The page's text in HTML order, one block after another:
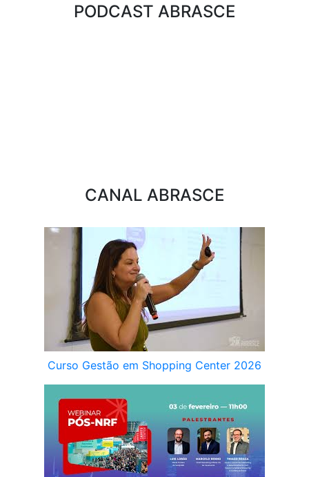
PODCAST ABRASCE
CANAL ABRASCE
Curso Gestão em Shopping Center 2026